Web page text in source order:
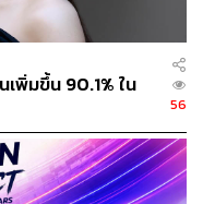
าตร จีนกลายเป็นนัก
งทุนจากจีนไหลเข้าไป
นใหญ่ลงทุนในภาค
ฐาน รัฐวิสาหกิจยักษ์
รวมทั้ง CNOOC
รเคมีในรัสเซีย
เพิ่มขึ้น 90.1% ใน
56